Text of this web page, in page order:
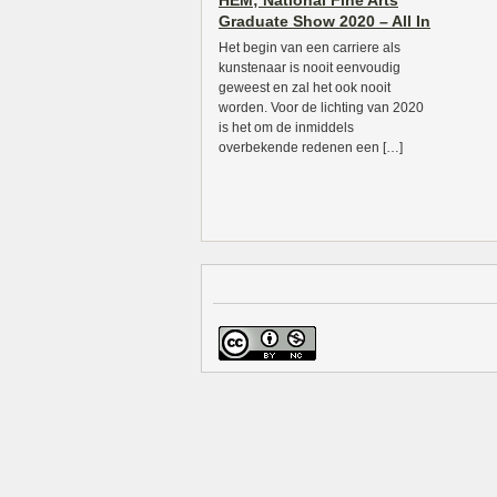
Graduate Show 2020 – All In
Het begin van een carriere als
kunstenaar is nooit eenvoudig
geweest en zal het ook nooit
worden. Voor de lichting van 2020
is het om de inmiddels
overbekende redenen een […]